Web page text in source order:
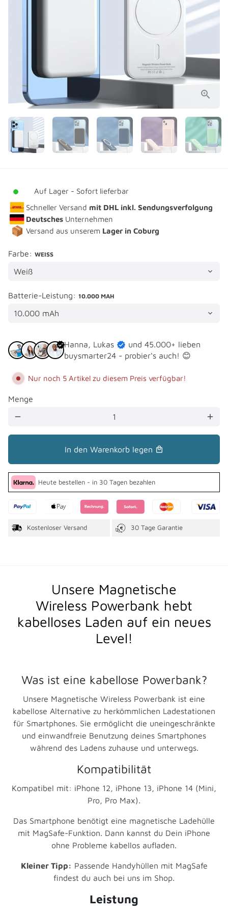
Auf Lager - Sofort lieferbar
Schneller Versand mit DHL inkl. Sendungsverfolgung
Deutsches Unternehmen
Versand aus unserem Lager in Coburg
Farbe: WEISS
Batterie-Leistung: 10.000 MAH
Hanna, Lukas
und 45.000+ lieben
buysmarter24 - probier‘s auch! 😊
Nur noch 5 Artikel zu diesem Preis verfügbar!
Menge
remove
add
In den Warenkorb legen local_mall
Heute bestellen - in 30 Tagen bezahlen
Kostenloser Versand 30 Tage Garantie
Unsere Magnetische
Wireless Powerbank hebt
kabelloses Laden auf ein neues
Level!
Was ist eine kabellose Powerbank?
Unsere Magnetische Wireless Powerbank ist eine
kabellose Alternative zu herkömmlichen Ladestationen
für Smartphones. Sie ermöglicht die uneingeschränkte
und einwandfreie Benutzung deines Smartphones
während des Ladens zuhause und unterwegs.
Kompatibilität
Kompatibel mit: iPhone 12, iPhone 13, iPhone 14 (Mini,
Pro, Pro Max).
Das Smartphone benötigt eine magnetische Ladehülle
mit MagSafe-Funktion. Dann kannst du Dein iPhone
ohne Probleme kabellos aufladen.
Kleiner Tipp: Passende Handyhüllen mit MagSafe
findest du auch bei uns im Shop.
Leistung